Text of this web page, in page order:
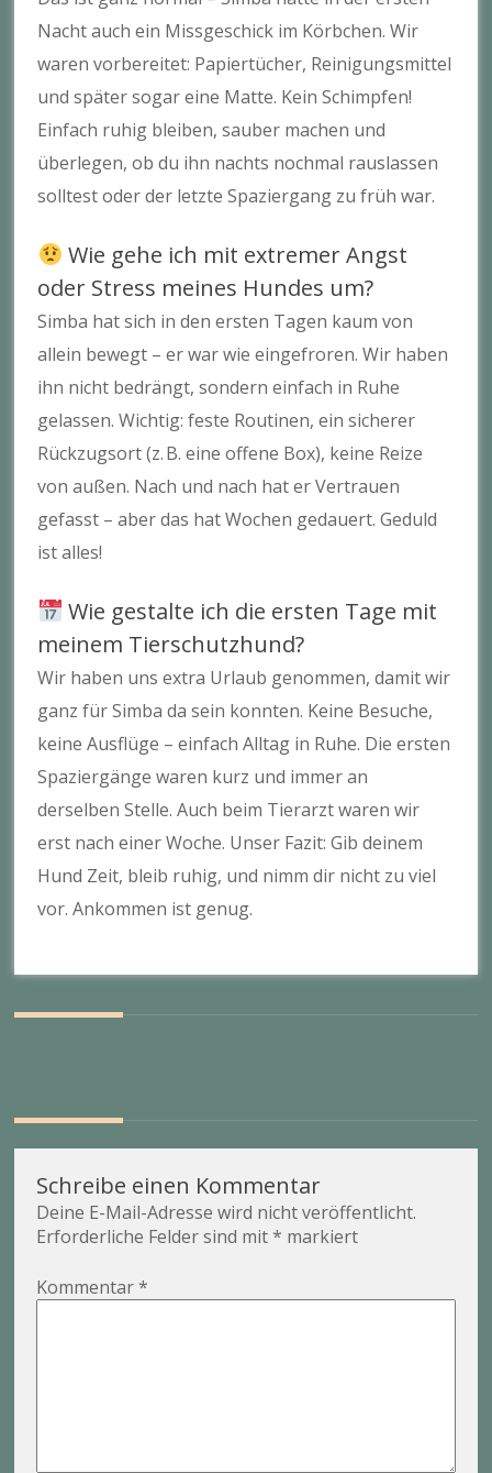
Nacht auch ein Missgeschick im Körbchen. Wir
waren vorbereitet: Papiertücher, Reinigungsmittel
und später sogar eine Matte. Kein Schimpfen!
Einfach ruhig bleiben, sauber machen und
überlegen, ob du ihn nachts nochmal rauslassen
solltest oder der letzte Spaziergang zu früh war.
Wie gehe ich mit extremer Angst
oder Stress meines Hundes um?
Simba hat sich in den ersten Tagen kaum von
allein bewegt – er war wie eingefroren. Wir haben
ihn nicht bedrängt, sondern einfach in Ruhe
gelassen. Wichtig: feste Routinen, ein sicherer
Rückzugsort (z. B. eine offene Box), keine Reize
von außen. Nach und nach hat er Vertrauen
gefasst – aber das hat Wochen gedauert. Geduld
ist alles!
Wie gestalte ich die ersten Tage mit
meinem Tierschutzhund?
Wir haben uns extra Urlaub genommen, damit wir
ganz für Simba da sein konnten. Keine Besuche,
keine Ausflüge – einfach Alltag in Ruhe. Die ersten
Spaziergänge waren kurz und immer an
derselben Stelle. Auch beim Tierarzt waren wir
erst nach einer Woche. Unser Fazit: Gib deinem
Hund Zeit, bleib ruhig, und nimm dir nicht zu viel
vor. Ankommen ist genug.
Schreibe einen Kommentar
Deine E-Mail-Adresse wird nicht veröffentlicht.
Erforderliche Felder sind mit* markiert
Kommentar*